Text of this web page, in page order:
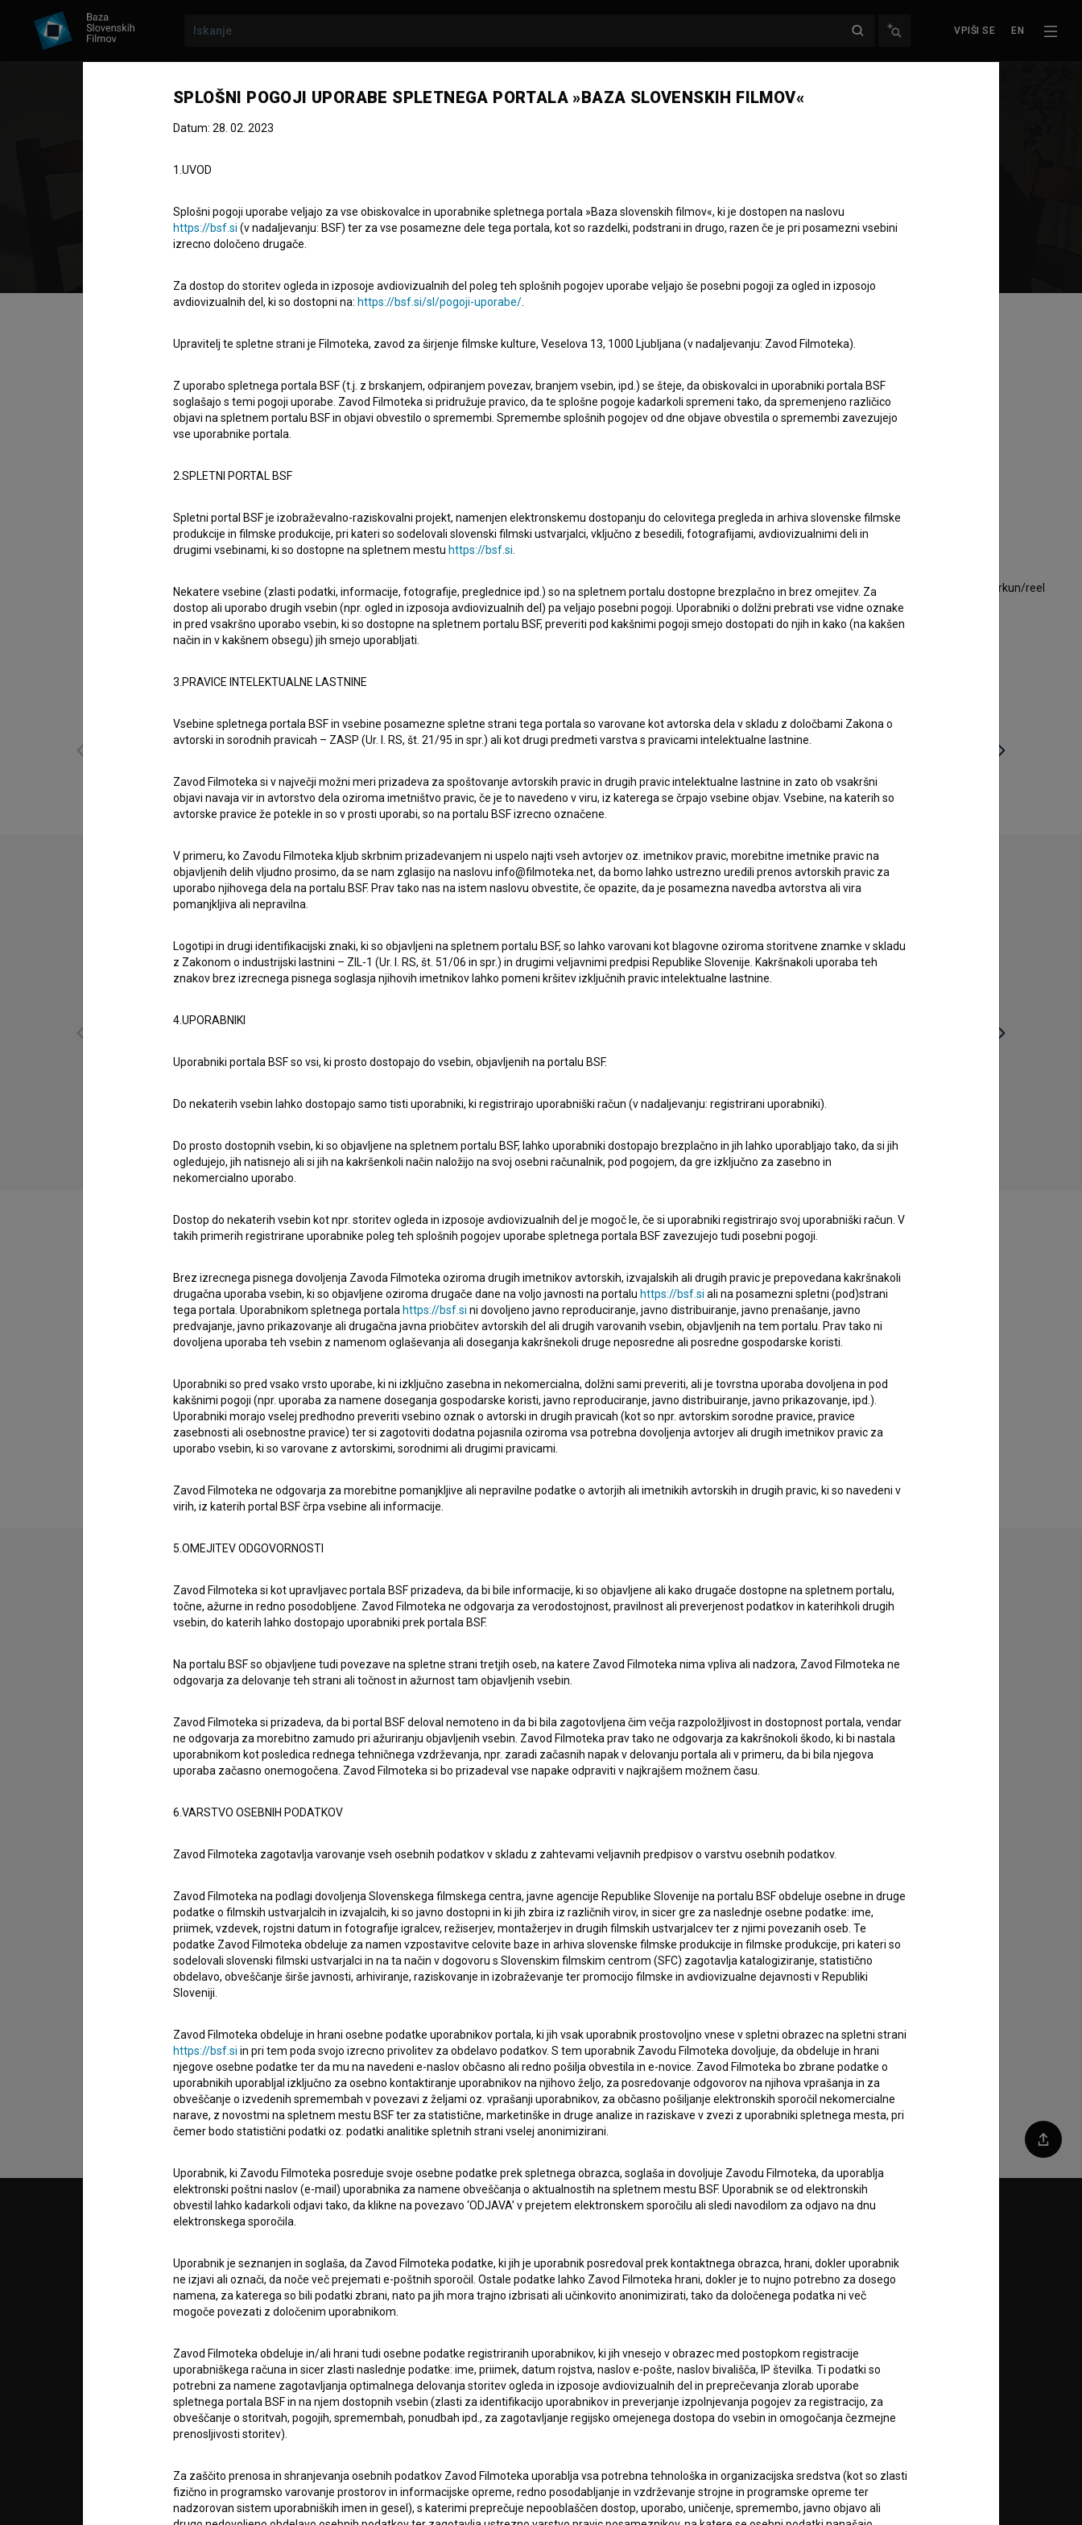
VPIŠI SE EN
* 23.04.1994, Kranj, Slovenija
Gašper Markun, rojen 23.04.1994 (Kranj, Slovenija), je režiser in avtor koncepta. Najodmevnejši projekti,
pri katerih je sodeloval, soGovor, ki ga vidiš (2019)
Organizacije
Gašper Markun
e-pošta
https://gaspergep.wixsite.com/gaspermarkun/reel
Oglejte si
reklamni
Filmografija (45)
Nagrade in nominacije
Organizacije
Razširjeni podatki
Stik z uredništvom
Spoštovani, s pomočjo spodnjega obrazca lahko stopite v stik z uredništvom Baze slovenskih filmov. Veseli bomo vaših odzivov.
imam vprašanje
prijavljam napako
podatkov.
Deli
© 2018-2026, Filmoteka,
zavod za širjenje filmske kulture
info@filmoteka.si
Mednarodna številka ISSN 2670-787X
Projekt sofinancira:
POGOJI UPORABE
STATISTIKA
POGOSTA
VPRAŠANJA
Podprite nas z donacijo na
TRR: SI56 6100 0001 5706
SPLOŠNI POGOJI UPORABE SPLETNEGA PORTALA »BAZA SLOVENSKIH FILMOV«
Datum: 28. 02. 2023
1.UVOD
Splošni pogoji uporabe veljajo za vse obiskovalce in uporabnike spletnega portala »Baza slovenskih filmov«, ki je dostopen na naslovu
https://bsf.si (v nadaljevanju: BSF) ter za vse posamezne dele tega portala, kot so razdelki, podstrani in drugo, razen če je pri posamezni vsebini
izrecno določeno drugače.
Za dostop do storitev ogleda in izposoje avdiovizualnih del poleg teh splošnih pogojev uporabe veljajo še posebni pogoji za ogled in izposojo
avdiovizualnih del, ki so dostopni na: https://bsf.si/sl/pogoji-uporabe/
Upravitelj te spletne strani je Filmoteka, zavod za širjenje filmske kulture, Veselova 13, 1000 Ljubljana (v nadaljevanju: Zavod Filmoteka).
Z uporabo spletnega portala BSF (t.j. z brskanjem, odpiranjem povezav, branjem vsebin, ipd.) se šteje, da obiskovalci in uporabniki portala BSF
soglašajo s temi pogoji uporabe. Zavod Filmoteka si pridružuje pravico, da te splošne pogoje kadarkoli spremeni tako, da spremenjeno različico
objavi na spletnem portalu BSF in objavi obvestilo o spremembi. Spremembe splošnih pogojev od dne objave obvestila o spremembi zavezujejo
vse uporabnike portala.
2.SPLETNI PORTAL BSF
Spletni portal BSF je izobraževalno-raziskovalni projekt, namenjen elektronskemu dostopanju do celovitega pregleda in arhiva slovenske filmske
produkcije in filmske produkcije, pri kateri so sodelovali slovenski filmski ustvarjalci, vključno z besedili, fotografijami, avdiovizualnimi deli in
drugimi vsebinami, ki so dostopne na spletnem mestu https://bsf.si
Nekatere vsebine (zlasti podatki, informacije, fotografije, preglednice ipd.) so na spletnem portalu dostopne brezplačno in brez omejitev. Za
dostop ali uporabo drugih vsebin (npr. ogled in izposoja avdiovizualnih del) pa veljajo posebni pogoji. Uporabniki o dolžni prebrati vse vidne oznake
in pred vsakršno uporabo vsebin, ki so dostopne na spletnem portalu BSF, preveriti pod kakšnimi pogoji smejo dostopati do njih in kako (na kakšen
način in v kakšnem obsegu) jih smejo uporabljati.
3.PRAVICE INTELEKTUALNE LASTNINE
Vsebine spletnega portala BSF in vsebine posamezne spletne strani tega portala so varovane kot avtorska dela v skladu z določbami Zakona o
avtorski in sorodnih pravicah – ZASP (Ur. l. RS, št. 21/95 in spr.) ali kot drugi predmeti varstva s pravicami intelektualne lastnine.
Zavod Filmoteka si v največji možni meri prizadeva za spoštovanje avtorskih pravic in drugih pravic intelektualne lastnine in zato ob vsakršni
objavi navaja vir in avtorstvo dela oziroma imetništvo pravic, če je to navedeno v viru, iz katerega se črpajo vsebine objav. Vsebine, na katerih so
avtorske pravice že potekle in so v prosti uporabi, so na portalu BSF izrecno označene.
V primeru, ko Zavodu Filmoteka kljub skrbnim prizadevanjem ni uspelo najti vseh avtorjev oz. imetnikov pravic, morebitne imetnike pravic na
objavljenih delih vljudno prosimo, da se nam zglasijo na naslovu info@filmoteka.net, da bomo lahko ustrezno uredili prenos avtorskih pravic za
uporabo njihovega dela na portalu BSF. Prav tako nas na istem naslovu obvestite, če opazite, da je posamezna navedba avtorstva ali vira
pomanjkljiva ali nepravilna.
Logotipi in drugi identifikacijski znaki, ki so objavljeni na spletnem portalu BSF, so lahko varovani kot blagovne oziroma storitvene znamke v skladu
z Zakonom o industrijski lastnini – ZIL-1 (Ur. l. RS, št. 51/06 in spr.) in drugimi veljavnimi predpisi Republike Slovenije. Kakršnakoli uporaba teh
znakov brez izrecnega pisnega soglasja njihovih imetnikov lahko pomeni kršitev izključnih pravic intelektualne lastnine.
4.UPORABNIKI
Uporabniki portala BSF so vsi, ki prosto dostopajo do vsebin, objavljenih na portalu BSF.
Do nekaterih vsebin lahko dostopajo samo tisti uporabniki, ki registrirajo uporabniški račun (v nadaljevanju: registrirani uporabniki).
Do prosto dostopnih vsebin, ki so objavljene na spletnem portalu BSF, lahko uporabniki dostopajo brezplačno in jih lahko uporabljajo tako, da si jih
ogledujejo, jih natisnejo ali si jih na kakršenkoli način naložijo na svoj osebni računalnik, pod pogojem, da gre izključno za zasebno in
nekomercialno uporabo.
Dostop do nekaterih vsebin kot npr. storitev ogleda in izposoje avdiovizualnih del je mogoč le, če si uporabniki registrirajo svoj uporabniški račun. V
takih primerih registrirane uporabnike poleg teh splošnih pogojev uporabe spletnega portala BSF zavezujejo tudi posebni pogoji.
Brez izrecnega pisnega dovoljenja Zavoda Filmoteka oziroma drugih imetnikov avtorskih, izvajalskih ali drugih pravic je prepovedana kakršnakoli
drugačna uporaba vsebin, ki so objavljene oziroma drugače dane na voljo javnosti na portalu https://bsf.si ali na posamezni spletni (pod)strani
tega portala. Uporabnikom spletnega portala https://bsf.si ni dovoljeno javno reproduciranje, javno distribuiranje, javno prenašanje, javno
predvajanje, javno prikazovanje ali drugačna javna priobčitev avtorskih del ali drugih varovanih vsebin, objavljenih na tem portalu. Prav tako ni
dovoljena uporaba teh vsebin z namenom oglaševanja ali doseganja kakršnekoli druge neposredne ali posredne gospodarske koristi.
Uporabniki so pred vsako vrsto uporabe, ki ni izključno zasebna in nekomercialna, dolžni sami preveriti, ali je tovrstna uporaba dovoljena in pod
kakšnimi pogoji (npr. uporaba za namene doseganja gospodarske koristi, javno reproduciranje, javno distribuiranje, javno prikazovanje, ipd.).
Uporabniki morajo vselej predhodno preveriti vsebino oznak o avtorski in drugih pravicah (kot so npr. avtorskim sorodne pravice, pravice
zasebnosti ali osebnostne pravice) ter si zagotoviti dodatna pojasnila oziroma vsa potrebna dovoljenja avtorjev ali drugih imetnikov pravic za
uporabo vsebin, ki so varovane z avtorskimi, sorodnimi ali drugimi pravicami.
Zavod Filmoteka ne odgovarja za morebitne pomanjkljive ali nepravilne podatke o avtorjih ali imetnikih avtorskih in drugih pravic, ki so navedeni v
virih, iz katerih portal BSF črpa vsebine ali informacije.
5.OMEJITEV ODGOVORNOSTI
Zavod Filmoteka si kot upravljavec portala BSF prizadeva, da bi bile informacije, ki so objavljene ali kako drugače dostopne na spletnem portalu,
točne, ažurne in redno posodobljene. Zavod Filmoteka ne odgovarja za verodostojnost, pravilnost ali preverjenost podatkov in katerihkoli drugih
vsebin, do katerih lahko dostopajo uporabniki prek portala BSF.
Na portalu BSF so objavljene tudi povezave na spletne strani tretjih oseb, na katere Zavod Filmoteka nima vpliva ali nadzora, Zavod Filmoteka ne
odgovarja za delovanje teh strani ali točnost in ažurnost tam objavljenih vsebin.
Zavod Filmoteka si prizadeva, da bi portal BSF deloval nemoteno in da bi bila zagotovljena čim večja razpoložljivost in dostopnost portala, vendar
ne odgovarja za morebitno zamudo pri ažuriranju objavljenih vsebin. Zavod Filmoteka prav tako ne odgovarja za kakršnokoli škodo, ki bi nastala
uporabnikom kot posledica rednega tehničnega vzdrževanja, npr. zaradi začasnih napak v delovanju portala ali v primeru, da bi bila njegova
uporaba začasno onemogočena. Zavod Filmoteka si bo prizadeval vse napake odpraviti v najkrajšem možnem času.
6.VARSTVO OSEBNIH PODATKOV
Zavod Filmoteka zagotavlja varovanje vseh osebnih podatkov v skladu z zahtevami veljavnih predpisov o varstvu osebnih podatkov.
Zavod Filmoteka na podlagi dovoljenja Slovenskega filmskega centra, javne agencije Republike Slovenije na portalu BSF obdeluje osebne in druge
podatke o filmskih ustvarjalcih in izvajalcih, ki so javno dostopni in ki jih zbira iz različnih virov, in sicer gre za naslednje osebne podatke: ime,
priimek, vzdevek, rojstni datum in fotografije igralcev, režiserjev, montažerjev in drugih filmskih ustvarjalcev ter z njimi povezanih oseb. Te
podatke Zavod Filmoteka obdeluje za namen vzpostavitve celovite baze in arhiva slovenske filmske produkcije in filmske produkcije, pri kateri so
sodelovali slovenski filmski ustvarjalci in na ta način v dogovoru s Slovenskim filmskim centrom (SFC) zagotavlja katalogiziranje, statistično
obdelavo, obveščanje širše javnosti, arhiviranje, raziskovanje in izobraževanje ter promocijo filmske in avdiovizualne dejavnosti v Republiki
Sloveniji.
Zavod Filmoteka obdeluje in hrani osebne podatke uporabnikov portala, ki jih vsak uporabnik prostovoljno vnese v spletni obrazec na spletni strani
https://bsf.si in pri tem poda svojo izrecno privolitev za obdelavo podatkov. S tem uporabnik Zavodu Filmoteka dovoljuje, da obdeluje in hrani
njegove osebne podatke ter da mu na navedeni e-naslov občasno ali redno pošilja obvestila in e-novice. Zavod Filmoteka bo zbrane podatke o
uporabnikih uporabljal izključno za osebno kontaktiranje uporabnikov na njihovo željo, za posredovanje odgovorov na njihova vprašanja in za
obveščanje o izvedenih spremembah v povezavi z željami oz. vprašanji uporabnikov, za občasno pošiljanje elektronskih sporočil nekomercialne
narave, z novostmi na spletnem mestu BSF ter za statistične, marketinške in druge analize in raziskave v zvezi z uporabniki spletnega mesta, pri
čemer bodo statistični podatki oz. podatki analitike spletnih strani vselej anonimizirani.
Uporabnik, ki Zavodu Filmoteka posreduje svoje osebne podatke prek spletnega obrazca, soglaša in dovoljuje Zavodu Filmoteka, da uporablja
elektronski poštni naslov (e-mail) uporabnika za namene obveščanja o aktualnostih na spletnem mestu BSF. Uporabnik se od elektronskih
obvestil lahko kadarkoli odjavi tako, da klikne na povezavo ‘ODJAVA’ v prejetem elektronskem sporočilu ali sledi navodilom za odjavo na dnu
elektronskega sporočila.
Uporabnik je seznanjen in soglaša, da Zavod Filmoteka podatke, ki jih je uporabnik posredoval prek kontaktnega obrazca, hrani, dokler uporabnik
ne izjavi ali označi, da noče več prejemati e-poštnih sporočil. Ostale podatke lahko Zavod Filmoteka hrani, dokler je to nujno potrebno za dosego
namena, za katerega so bili podatki zbrani, nato pa jih mora trajno izbrisati ali učinkovito anonimizirati, tako da določenega podatka ni več
mogoče povezati z določenim uporabnikom.
Zavod Filmoteka obdeluje in/ali hrani tudi osebne podatke registriranih uporabnikov, ki jih vnesejo v obrazec med postopkom registracije
uporabniškega računa in sicer zlasti naslednje podatke: ime, priimek, datum rojstva, naslov e-pošte, naslov bivališča, IP številka. Ti podatki so
potrebni za namene zagotavljanja optimalnega delovanja storitev ogleda in izposoje avdiovizualnih del in preprečevanja zlorab uporabe
spletnega portala BSF in na njem dostopnih vsebin (zlasti za identifikacijo uporabnikov in preverjanje izpolnjevanja pogojev za registracijo, za
obveščanje o storitvah, pogojih, spremembah, ponudbah ipd., za zagotavljanje regijsko omejenega dostopa do vsebin in omogočanja čezmejne
prenosljivosti storitev).
Za zaščito prenosa in shranjevanja osebnih podatkov Zavod Filmoteka uporablja vsa potrebna tehnološka in organizacijska sredstva (kot so zlasti
fizično in programsko varovanje prostorov in informacijske opreme, redno posodabljanje in vzdrževanje strojne in programske opreme ter
nadzorovan sistem uporabniških imen in gesel), s katerimi preprečuje nepooblaščen dostop, uporabo, uničenje, spremembo, javno objavo ali